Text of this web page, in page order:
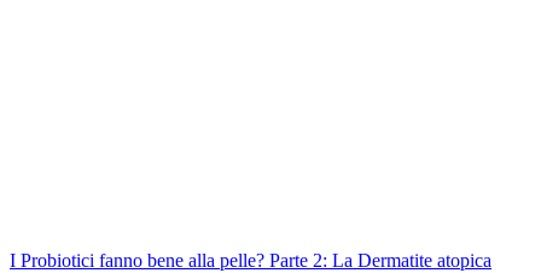
I Probiotici fanno bene alla pelle? Parte 2: La Dermatite atopica